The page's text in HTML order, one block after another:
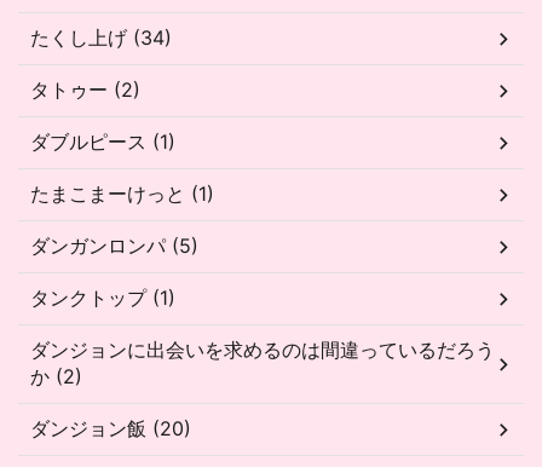
たくし上げ (34)
タトゥー (2)
ダブルピース (1)
たまこまーけっと (1)
ダンガンロンパ (5)
タンクトップ (1)
ダンジョンに出会いを求めるのは間違っているだろう
か (2)
ダンジョン飯 (20)